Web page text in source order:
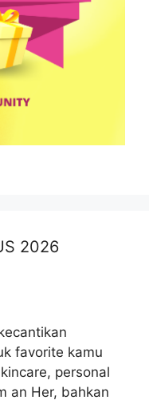
2026
favorite kamu
personal
an Her, bahkan